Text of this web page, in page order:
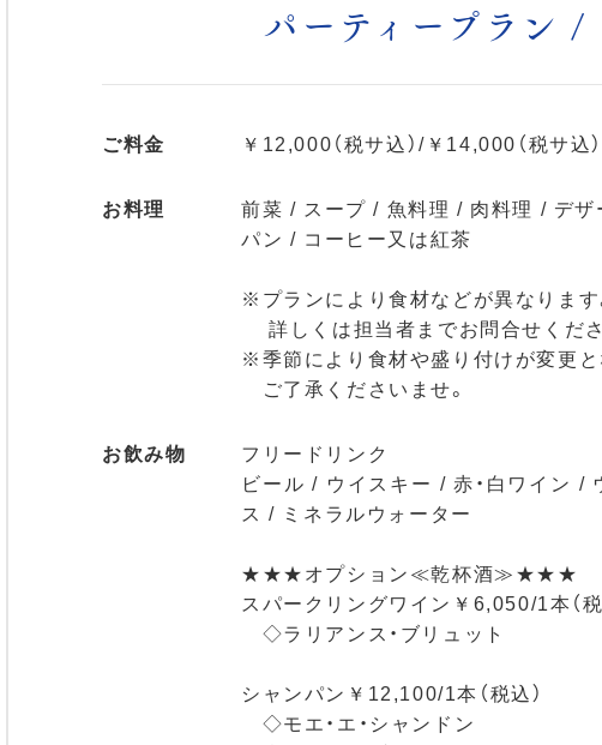
パーティープラン /
ご料金 ￥12,000（税サ込）/￥14,000（税サ込
お料理
前菜 / スープ / 魚料理 / 肉料理 / デザ
パン / コーヒー又は紅茶
※プランにより食材などが異なります
詳しくは担当者までお問合せくださ
※季節により食材や盛り付けが変更と
ご了承くださいませ。
お飲み物
フリードリンク
ビール / ウイスキー / 赤・白ワイン /
ス / ミネラルウォーター
★★★オプション≪乾杯酒≫★★★
スパークリングワイン￥6,050/1本（税
◇ラリアンス・ブリュット
シャンパン￥12,100/1本（税込）
◇モエ・エ・シャンドン